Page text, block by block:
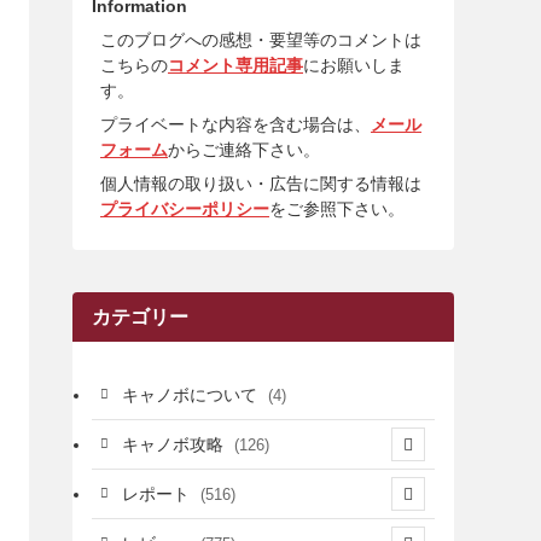
Information
このブログへの感想・要望等のコメントは
こちらのコメント専用記事にお願いしま
す。
プライベートな内容を含む場合は、
メール
フォームからご連絡下さい。
個人情報の取り扱い・広告に関する情報は
プライバシーポリシーをご参照下さい。
カテゴリー
キャノボについて (4)
キャノボ攻略 (126)
(12)
レポート (516)